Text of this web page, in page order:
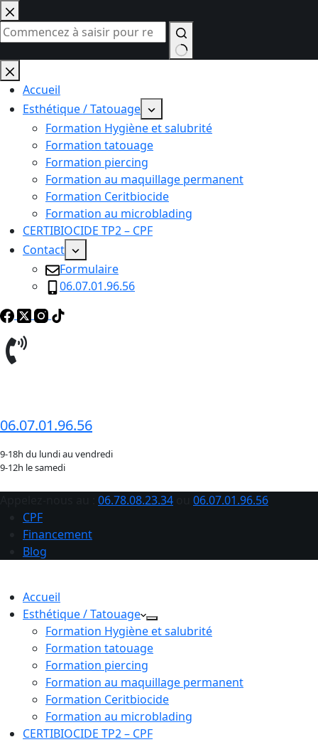
Passer
au
contenu
Aucun
résultatAccueil
Esthétique / Tatouage
Formation Hygiène et salubrité
Formation tatouage
Formation piercing
Formation au maquillage permanent
Formation Ceritbiocide
Formation au microblading
CERTIBIOCIDE TP2 – CPF
Contact
Formulaire
06.07.01.96.56
06.07.01.96.56
9-18h du lundi au vendredi
9-12h le samedi
06.78.08.23.34
06.07.01.96.56
CPF
Financement
Blog
Accueil
Esthétique / Tatouage
Formation Hygiène et salubrité
Formation tatouage
Formation piercing
Formation au maquillage permanent
Formation Ceritbiocide
Formation au microblading
CERTIBIOCIDE TP2 – CPF